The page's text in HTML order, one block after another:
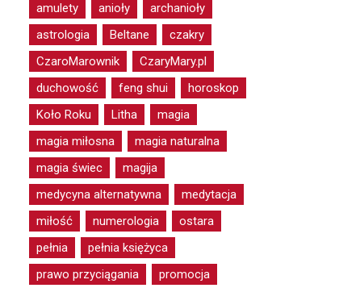
amulety anioły
archanioły
astrologia
Beltane
czakry
CzaroMarownik
CzaryMary.pl
duchowość
feng shui
horoskop
Koło Roku
Litha
magia
magia miłosna
magia naturalna
magia świec
magija
medycyna alternatywna
medytacja
miłość
numerologia
ostara
pełnia
pełnia księżyca
prawo przyciągania
promocja